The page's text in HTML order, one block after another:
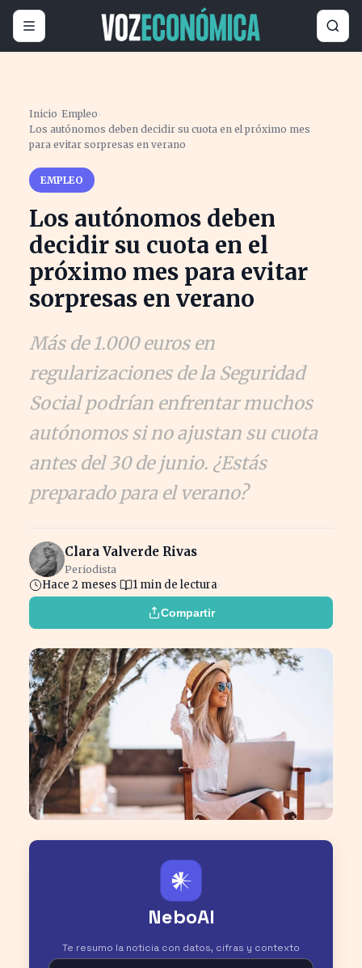
Inicio ›Empleo ›
Los autónomos deben decidir su cuota en el próximo mes
para evitar sorpresas en verano
EMPLEO
Los autónomos deben
decidir su cuota en el
próximo mes para evitar
sorpresas en verano
Más de 1.000 euros en
regularizaciones de la Seguridad
Social podrían enfrentar muchos
autónomos si no ajustan su cuota
antes del 30 de junio. ¿Estás
preparado para el verano?
Clara Valverde Rivas
Periodista
Hace 2 meses 1 min de lectura
Compartir
𒀭
NeboAI
Te resumo la noticia con datos, cifras y contexto